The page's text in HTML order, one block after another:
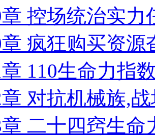
控场统治实
疯狂购买资源
110生命力指
对抗机械族,
二十四窍生命